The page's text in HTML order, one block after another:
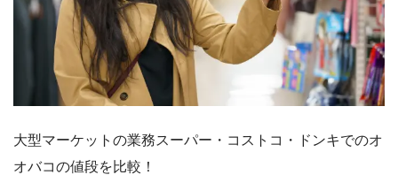
大型マーケットの業務スーパー・コストコ・ドンキでのオ
オバコの値段を比較！